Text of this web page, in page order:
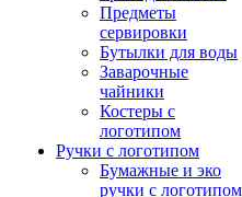
Предметы
сервировки
Бутылки для воды
Заварочные
чайники
Костеры с
логотипом
Ручки с логотипом
Бумажные и эко
ручки с логотипом